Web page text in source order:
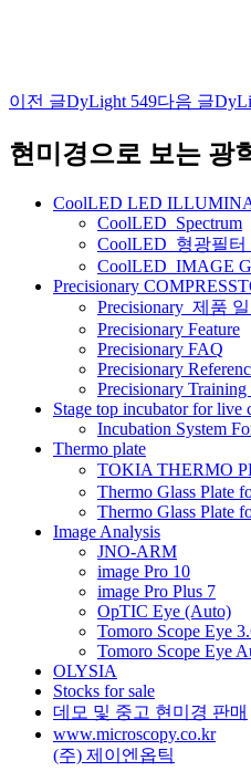
글
네
이전 글DyLight 549다음 글
현미경으로 보는 광
CoolLED LED
CoolLED_Spectrum
CoolLED_형광필터
CoolLED_IMAGE
Precisionary
Precisionary_제품
Precisionary Feature
Precisionary FAQ
Precisionary
Precisionary Training
Stage top incubator for live
Incubation System
Thermo plate
TOKIA THERMO
Thermo Glass Plate
Thermo Glass Plate
Image Analysis
JNO-ARM
image Pro 10
image Pro Plus 7
OpTIC Eye (Auto)
Tomoro Scope Eye
Tomoro Scope Eye
OLYSIA
Stocks for sale
데모 및 중고 현미경 판매
www.microscopy.co.kr
(주) 제이엔옵틱